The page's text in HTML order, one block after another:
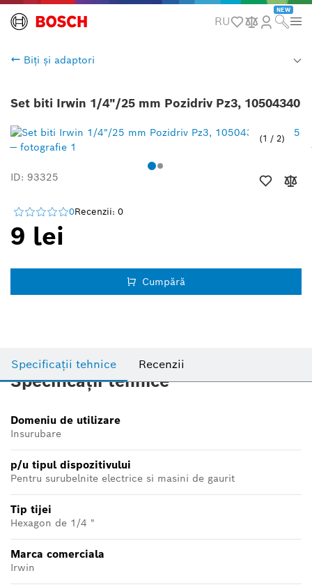
RU
NEW
Biți și adaptori
Set biti Irwin 1/4"/25 mm Pozidriv Pz3, 10504340
1 / 2
ID: 93325
0Recenzii: 0
9 lei
Cumpără
Specificații tehnice Recenzii
Specificații tehnice
Domeniu de utilizare
Insurubare
p/u tipul dispozitivului
Pentru surubelnite electrice si masini de gaurit
Tip tijei
Hexagon de 1/4 "
Marca comerciala
Irwin